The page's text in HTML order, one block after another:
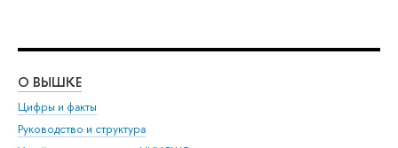
О ВЫШКЕ
Цифры и факты
Руководство и структура